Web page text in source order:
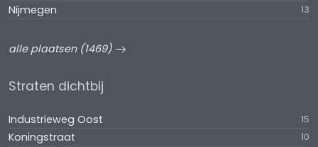
Nijmegen 13
alle plaatsen (1469)
Straten dichtbij
Industrieweg Oost 15
Koningstraat 10